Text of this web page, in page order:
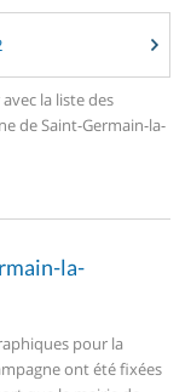
la liste des
de Saint-Germain-la-
la-
pour la
ont été fixées